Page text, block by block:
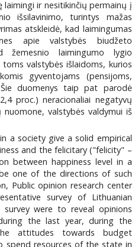
ir nesitikinčių permainų į
išsilavinimo, turintys mažas
atskleidė, kad laimingumas
apie valstybės biudžeto
žemesnio laimingumo lygio
valstybės išlaidoms, kurios
gyventojams (pensijoms,
duomenys taip pat parodė
proc.) neracionaliai negatyvų
valstybės valdymui iš
a society give a solid empirical
and the felicitary ("felicity" –
between happiness level in a
one of the directions of such
Public opinion research center
survey of Lithuanian
were to reveal opinions
the last year, during the
attitudes towards budget
resources of the state in